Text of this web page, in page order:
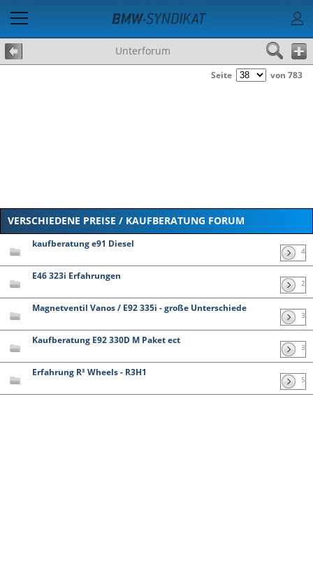
Unterforum
Seite von 783
VERSCHIEDENE PREISE / KAUFBERATUNG FORUM
kaufberatung e91 Diesel
4
E46 323i Erfahrungen
2
Magnetventil Vanos / E92 335i - große Unterschiede
3
Kaufberatung E92 330D M Paket ect
3
Erfahrung R³ Wheels - R3H1
5